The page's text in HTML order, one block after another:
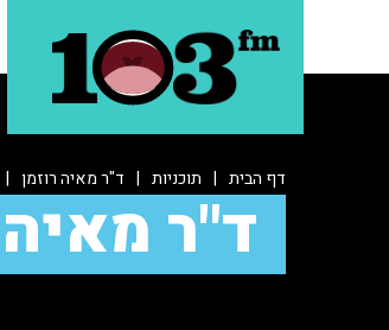
דף הבית | תוכניות | ד"ר מאיה רוזמן |
ד"ר מאיה